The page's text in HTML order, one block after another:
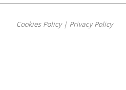
Cookies Policy| Privacy Policy